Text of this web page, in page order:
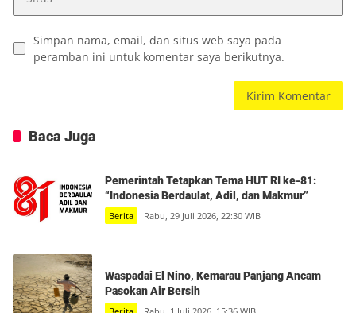
Simpan nama, email, dan situs web saya pada
peramban ini untuk komentar saya berikutnya.
Baca Juga
Pemerintah Tetapkan Tema HUT RI ke-81:
“Indonesia Berdaulat, Adil, dan Makmur”
Berita Rabu, 29 Juli 2026, 22:30 WIB
Waspadai El Nino, Kemarau Panjang Ancam
Pasokan Air Bersih